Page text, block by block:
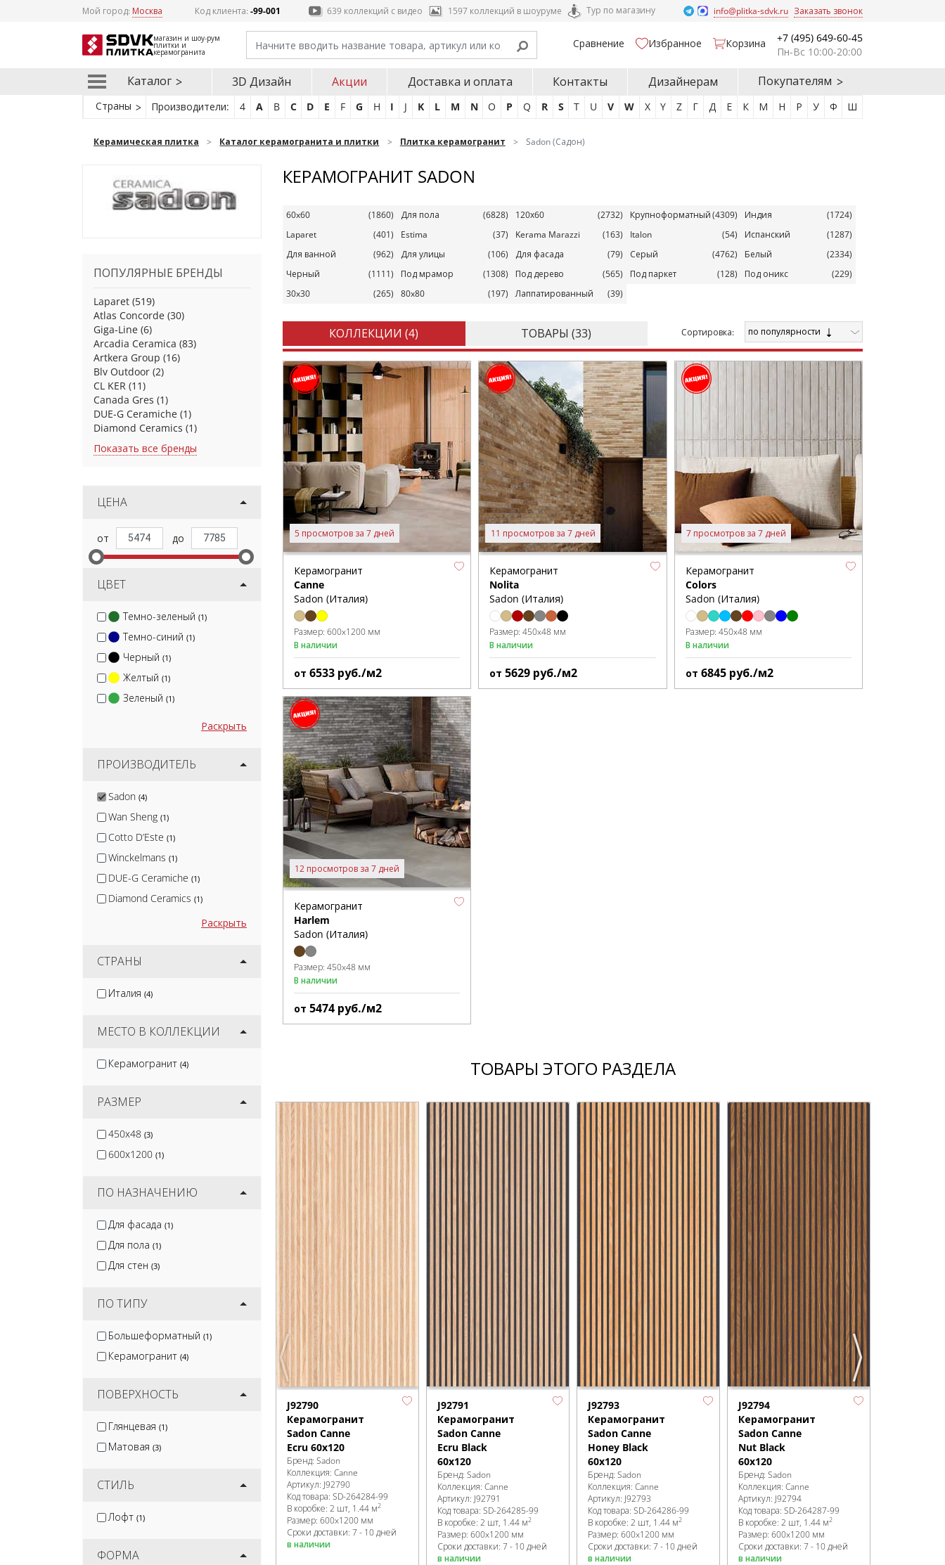
Мой город: Москва Код клиента:-99-001 639 коллекций с видео 1597 коллекций в шоуруме Тур по магазину info@plitka-sdvk.ru Заказать звонок
магазин и шоу-рум
плитки и
керамогранита
Сравнение Избранное Корзина
+7 (495) 649-60-45
Пн-Вс 10:00-20:00
Каталог 3D Дизайн Акции Доставка и оплата Контакты Дизайнерам Покупателям
Страны Производители: 4 A B C D E F G H I J K L M N O P Q R S T U V W X Y Z Г Д Е К М Н Р У Ф Ш
Керамическая плитка Каталог керамогранита и плитки Плитка керамогранит Sadon (Садон)
ПОПУЛЯРНЫЕ БРЕНДЫ
Laparet (519)
Atlas Concorde (30)
Giga-Line (6)
Arcadia Ceramica (83)
Artkera Group (16)
Blv Outdoor (2)
CL KER (11)
Canada Gres (1)
DUE-G Ceramiche (1)
Diamond Ceramics (1)
Показать все бренды
ЦЕНА
ЦВЕТ
Темно-зеленый (1)
Темно-синий (1)
Черный (1)
Желтый (1)
Зеленый (1)
Раскрыть
ПРОИЗВОДИТЕЛЬ
Sadon (4)
Wan Sheng (1)
Cotto D’Este (1)
Winckelmans (1)
DUE-G Ceramiche (1)
Diamond Ceramics (1)
Canada Gres
CL KER (11)
Раскрыть
СТРАНЫ
Италия (4)
МЕСТО В КОЛЛЕКЦИИ
Керамогранит (4)
РАЗМЕР
450x48 (3)
600x1200 (1)
ПО НАЗНАЧЕНИЮ
Для фасада (1)
Для пола (1)
Для стен (3)
ПО ТИПУ
Большеформатный (1)
Керамогранит (4)
ПОВЕРХНОСТЬ
Глянцевая (1)
Матовая (3)
СТИЛЬ
Лофт (1)
ФОРМА
КЕРАМОГРАНИТ SADON
60x60 (1860) Для пола (6828) 120х60 (2732) Крупноформатный(4309) Индия
(1724)
Laparet
(401) Estima (37) Kerama Marazzi (163) Italon (54) Испанский
(1287)
Для ванной
(962) Для улицы (106) Для фасада (79) Серый (4762) Белый
(2334)
Черный
(1111) Под мрамор (1308) Под дерево (565) Под паркет (128) Под оникс
(229)
30x30
(265) 80x80 (197) Лаппатированный (39)
КОЛЛЕКЦИИ (4) ТОВАРЫ (33) Cортировка: по популярности
5 просмотров за 7 дней
Керамогранит
Canne
Sadon (Италия)
Размер: 600x1200 мм
В наличии
от 6533 руб./м2
11 просмотров за 7 дней
Керамогранит
Nolita
Sadon (Италия)
Размер:450x48 мм
В наличии
от5629 руб./м2
7 просмотров за 7 дней
Керамогранит
Colors
Sadon (Италия)
Размер: 450x48 мм
В наличии
от 6845 руб./м2
12 просмотров за 7 дней
Керамогранит
Harlem
Sadon (Италия)
Размер: 450x48 мм
В наличии
от 5474 руб./м2
ТОВАРЫ ЭТОГО РАЗДЕЛА
J92790
Керамогранит
Sadon Canne
Ecru 60x120
Бренд: Sadon
Коллекция: Canne
Артикул: J92790
Код товара: SD-264284-99
В коробке: 2 шт, 1.44 м2
Размер: 600x1200 мм
Сроки доставки: 7 - 10 дней
в наличии
J92791
Керамогранит
Sadon Canne
Ecru Black
60x120
Бренд: Sadon
Коллекция: Canne
Артикул: J92791
Код товара: SD-264285-99
В коробке: 2 шт, 1.44 м2
Размер: 600x1200 мм
Сроки доставки: 7 - 10 дней
в наличии
J92793
Керамогранит
Sadon Canne
Honey Black
60x120
Бренд: Sadon
Коллекция: Canne
Артикул: J92793
Код товара: SD-264286-99
В коробке: 2 шт, 1.44 м2
Размер: 600x1200 мм
Сроки доставки: 7 - 10 дней
в наличии
J92794
Керамогранит
Sadon Canne
Nut Black
60x120
Бренд: Sadon
Коллекция: Canne
Артикул: J92794
Код товара: SD-264287-99
В коробке: 2 шт, 1.44 м2
Размер: 600x1200 мм
Сроки доставки: 7 - 10 дней
в наличии